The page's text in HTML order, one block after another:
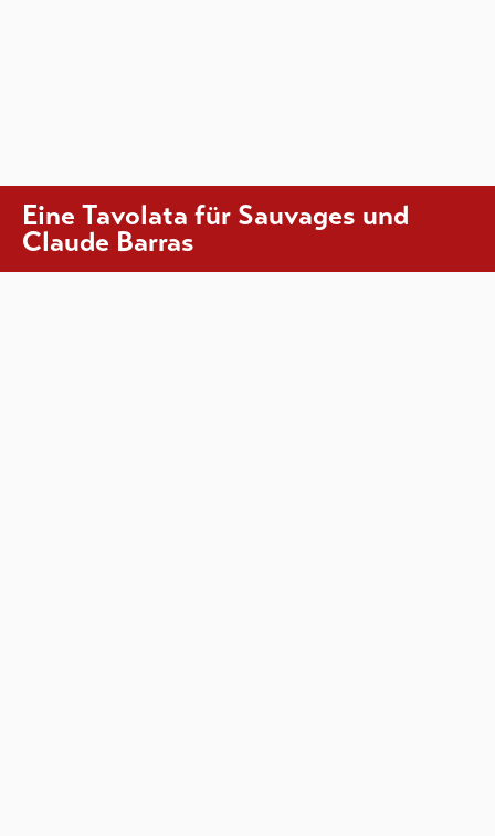
Eine Tavolata für Sauvages und
Claude Barras